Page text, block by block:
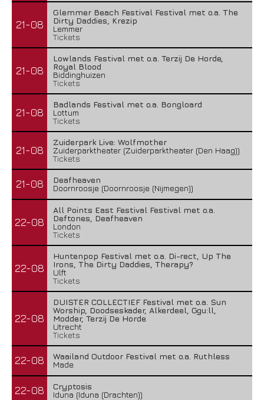
21-08
Glemmer Beach Festival Festival met o.a. The
Dirty Daddies, Krezip
Lemmer
Tickets
21-08
Lowlands Festival met o.a. Terzij De Horde,
Royal Blood
Biddinghuizen
Tickets
21-08
Badlands Festival met o.a. Bongloard
Lottum
Tickets
21-08
Zuiderpark Live: Wolfmother
Zuiderparktheater (Zuiderparktheater (Den Haag))
Tickets
21-08
Deafheaven
Doornroosje (Doornroosje (Nijmegen))
22-08
All Points East Festival Festival met o.a.
Deftones, Deafheaven
London
Tickets
22-08
Huntenpop Festival met o.a. Di-rect, Up The
Irons, The Dirty Daddies, Therapy?
Ulft
Tickets
22-08
DUISTER COLLECTIEF Festival met o.a. Sun
Worship, Doodseskader, Alkerdeel, Ggu:ll,
Modder, Terzij De Horde
Utrecht
Tickets
22-08
Waailand Outdoor Festival met o.a. Ruthless
Made
22-08
Cryptosis
Iduna (Iduna (Drachten))